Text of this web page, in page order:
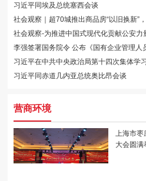
习近平同埃及总统塞西会谈
社会观察｜超70城推出商品房“以旧换新”
李强签署国务院令 公布《国有企业管理人
习近平同赤道几内亚总统奥比昂会谈
营商环境
上海市
大会圆满